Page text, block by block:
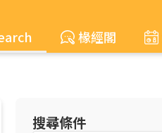
椽經閣
搜尋條件